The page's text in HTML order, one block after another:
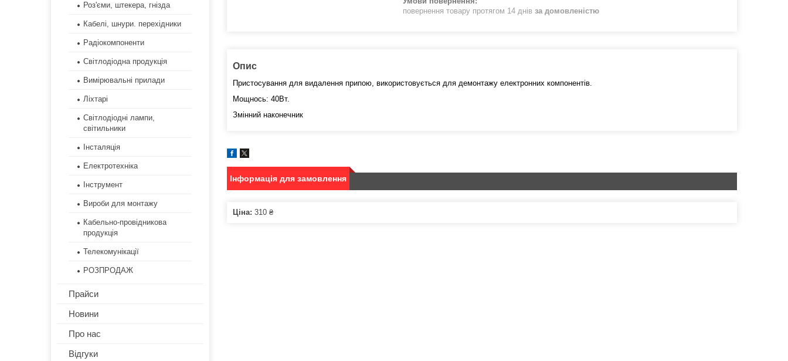
повернення товару протягом 14 днів за домовленістю
Опис
Пристосування для видалення припою, використовується для демонтажу електронних компонентів.
Мощнось: 40Вт.
Змінний наконечник
Інформація для замовлення
Ціна: 310 ₴
Роз'єми, штекера, гнізда
Кабелі, шнури. перехідники
Радіокомпоненти
Світлодіодна продукція
Вимірювальні прилади
Ліхтарі
Світлодіодні лампи,
світильники
Інсталяція
Електротехніка
Інструмент
Вироби для монтажу
Кабельно-провідникова
продукція
Телекомунікації
РОЗПРОДАЖ
Прайси
Новини
Про нас
Відгуки